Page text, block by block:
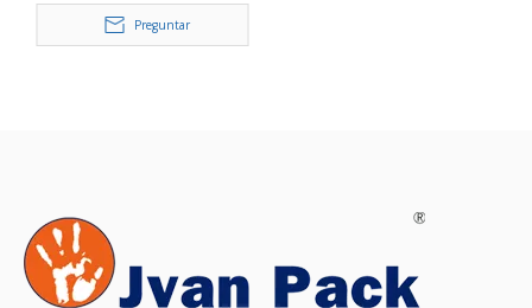
horizontal con 3 servos SZ-
100
Preguntar